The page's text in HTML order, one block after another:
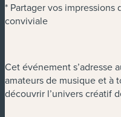
* Partager vos
conviviale
Cet événement s’adresse
amateurs de musique et à
découvrir l’univers créatif